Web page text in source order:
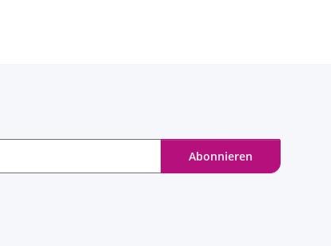
Abonnieren